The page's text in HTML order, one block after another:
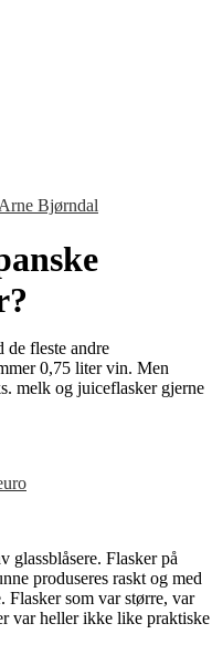
Arne Bjørndal
de fleste andre
0,75 liter vin. Men
melk og juiceflasker gjerne
glassblåsere. Flasker på
produseres raskt og med
Flasker som var større, var
var heller ikke like praktiske